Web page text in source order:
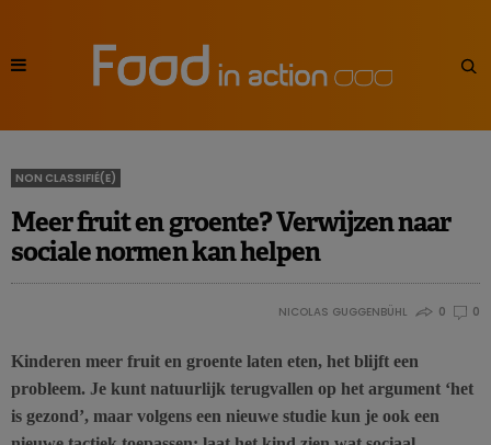
NON CLASSIFIÉ(E)
Meer fruit en groente? Verwijzen naar
sociale normen kan helpen
NICOLAS GUGGENBÜHL 0 0
Kinderen meer fruit en groente laten eten, het blijft een
probleem. Je kunt natuurlijk terugvallen op het argument ‘het
is gezond’, maar volgens een nieuwe studie kun je ook een